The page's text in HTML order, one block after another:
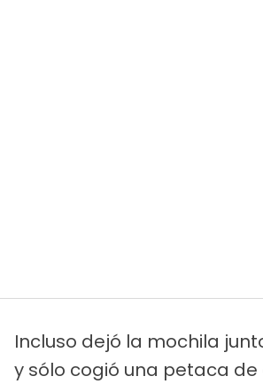
Incluso dejó la mochila
y sólo cogió una petaca de